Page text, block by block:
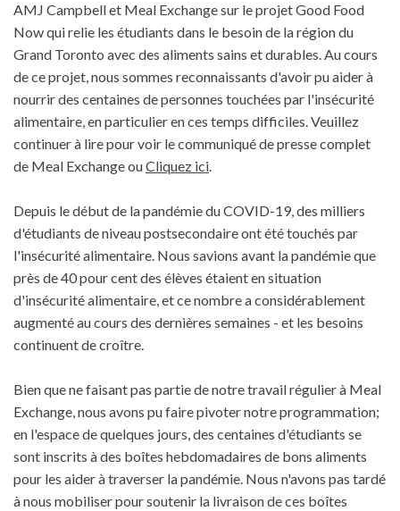
AMJ Campbell et Meal Exchange sur le projet Good Food
Now qui relie les étudiants dans le besoin de la région du
Grand Toronto avec des aliments sains et durables. Au cours
de ce projet, nous sommes reconnaissants d'avoir pu aider à
nourrir des centaines de personnes touchées par l'insécurité
alimentaire, en particulier en ces temps difficiles. Veuillez
continuer à lire pour voir le communiqué de presse complet
de Meal Exchange ouCliquez ici.
Depuis le début de la pandémie du COVID-19, des milliers
d'étudiants de niveau postsecondaire ont été touchés par
l'insécurité alimentaire. Nous savions avant la pandémie que
près de 40 pour cent des élèves étaient en situation
d'insécurité alimentaire, et ce nombre a considérablement
augmenté au cours des dernières semaines - et les besoins
continuent de croître.
Bien que ne faisant pas partie de notre travail régulier à Meal
Exchange, nous avons pu faire pivoter notre programmation;
en l'espace de quelques jours, des centaines d'étudiants se
sont inscrits à des boîtes hebdomadaires de bons aliments
pour les aider à traverser la pandémie. Nous n'avons pas tardé
à nous mobiliser pour soutenir la livraison de ces boîtes